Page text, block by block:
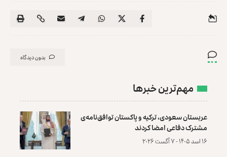
بدون دیدگاه
مهم‌ترین خبرها
عربستان سعودی، ترکیه و پاکستان توافق‌نامه‌ی
مشترک دفاعی امضا کردند
۱۶ اسد ۱۴۰۵ - ۷ آگست ۲۰۲۶